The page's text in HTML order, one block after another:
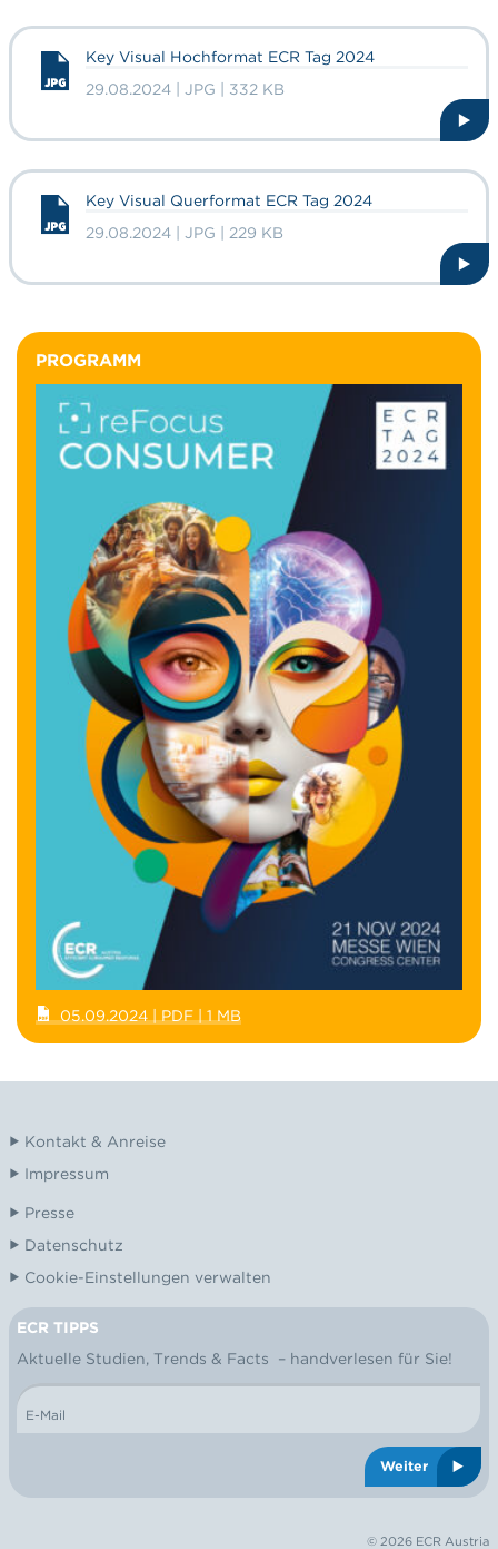
Key Visual Hochformat ECR Tag 2024
29.08.2024 | JPG | 332 KB
Key Visual Querformat ECR Tag 2024
29.08.2024 | JPG | 229 KB
PROGRAMM
05.09.2024 | PDF | 1 MB
Kontakt & Anreise
Impressum
Presse
Datenschutz
Cookie-Einstellungen verwalten
NEWSLETTER
ECR TIPPS
Aktuelle Studien, Trends & Facts – handverlesen für Sie!
E-Mail
Weiter
© 2026 ECR Austria